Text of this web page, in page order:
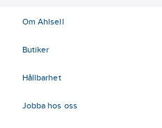
Om Ahlsell
Butiker
Hållbarhet
Jobba hos oss